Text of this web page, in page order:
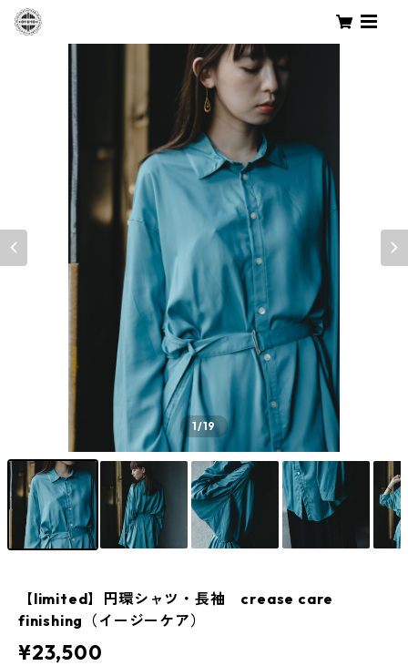
1/19
【limited】円環シャツ・長袖 crease care
finishing（イージーケア）
¥23,500